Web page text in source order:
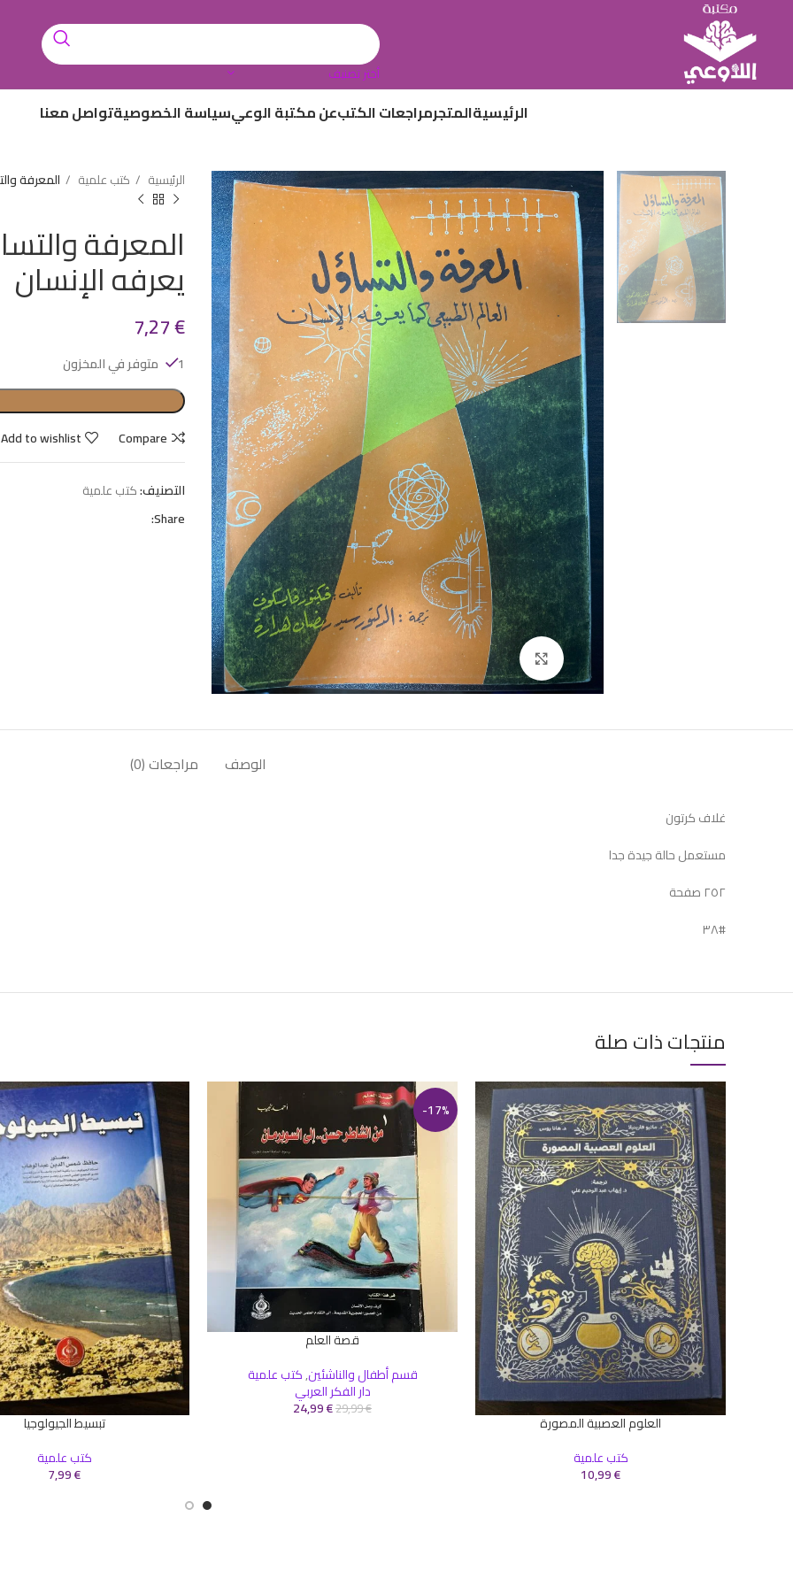
أختر تصنيف
الرئيسيةالمتجرمراجعات الكتبعن مكتبة الوعيسياسة الخصوصيةتواصل معنا
Click to enlarge
الرئيسية كتب علمية المعرفة
المعرفة
يعرفه الإنسان
7,27€
1 متوفر في المخزون
Compare
Add to wishlist
التصنيف:كتب علمية
Share:
الوصف مراجعات (0)
غلاف كرتون
مستعمل حالة جيدة جدا
٢٥٢ صفحة
#٣٨
منتجات ذات صلة
إضافة إلى السلةالعلوم العصبية المصورة
كتب علمية
10,99€
-17%
قصة العلم
قسم أطفال والناشئين,كتب علمية
دار الفكر العربي
29,99€
24,99€
تبسيط الجيولوجيا
كتب علمية
7,99€